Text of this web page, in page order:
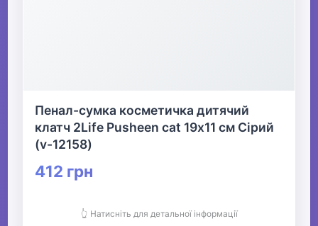
Пенал-сумка косметичка дитячий
клатч 2Life Pusheen cat 19х11 см Сірий
(v-12158)
412 грн
👆 Натисніть для детальної інформації